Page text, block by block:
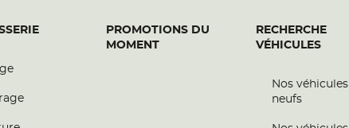
PROMOTIONS DU
MOMENT
RECHERCHE
VÉHICULES
Nos véhicules
neufs